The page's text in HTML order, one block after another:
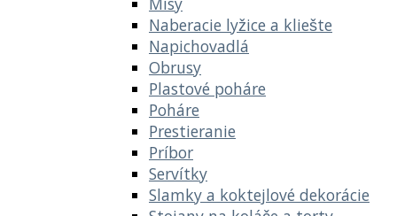
Naberacie lyžice a kliešte
Napichovadlá
Obrusy
Plastové poháre
Poháre
Prestieranie
Príbor
Servítky
Slamky a koktejlové dekorácie